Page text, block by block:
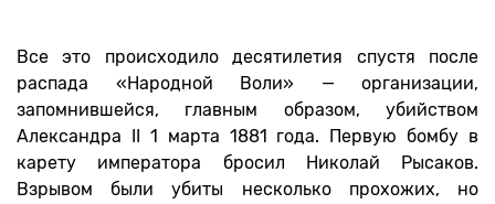
Все это происходило десятилетия спустя после
распада «Народной Воли» — организации,
запомнившейся, главным образом, убийством
Александра II 1 марта 1881 года. Первую бомбу в
карету императора бросил Николай Рысаков.
Взрывом были убиты несколько прохожих, но